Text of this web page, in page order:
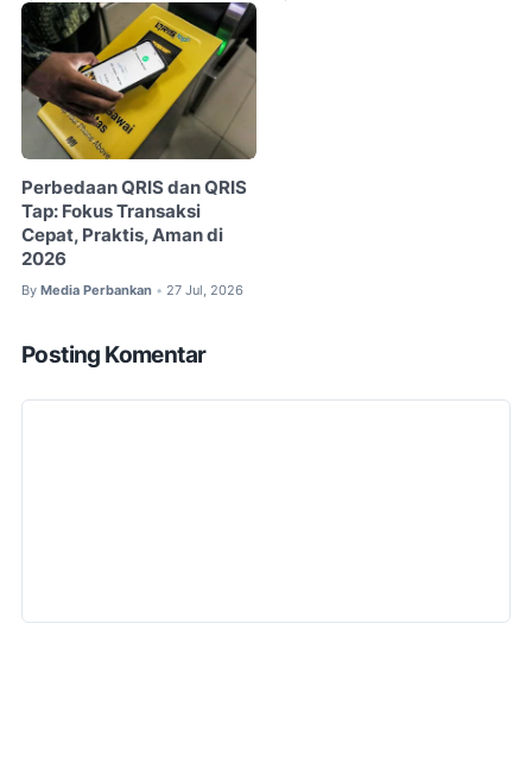
Perbedaan QRIS dan QRIS
Tap: Fokus Transaksi
Cepat, Praktis, Aman di
2026
By Media Perbankan • 27 Jul, 2026
Posting Komentar